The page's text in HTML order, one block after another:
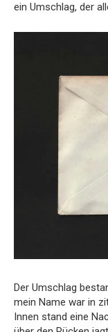
ein Umschlag, der
Der Umschlag
mein Name war in
Innen stand eine